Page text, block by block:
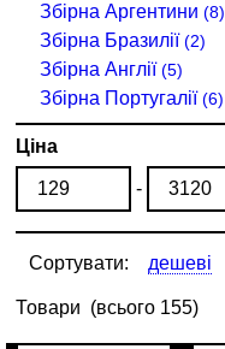
Збірна Аргентини(8)
Збірна Бразилії(2)
Збірна Англії(5)
Збірна Португалії(6)
Ціна
-
Сортувати: дешеві
Товари (всього 155)